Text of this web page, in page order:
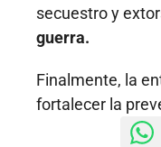
secuestro y
guerra.
Finalmente, la
fortalecer la